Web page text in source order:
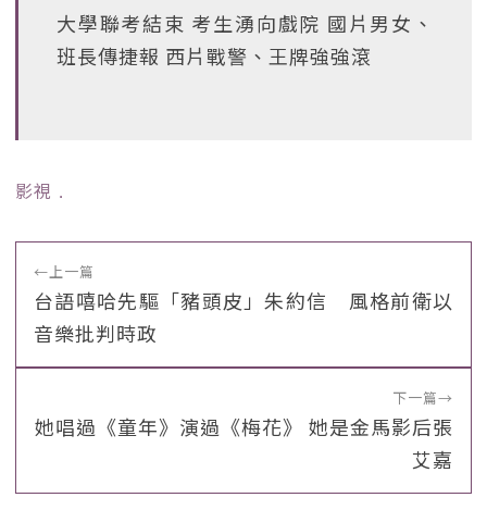
大學聯考結束 考生湧向戲院 國片男女、
班長傳捷報 西片戰警、王牌強強滾
影視 ﹒
←上一篇
台語嘻哈先驅「豬頭皮」朱約信 風格前衛以
音樂批判時政
下一篇→
她唱過《童年》演過《梅花》 她是金馬影后張
艾嘉